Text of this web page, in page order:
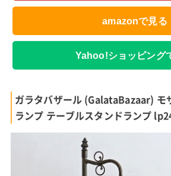
amazonで見る
Yahoo!ショッピング
ガラタバザール (GalataBazaar) モ
ランプ テーブルスタンドランプ